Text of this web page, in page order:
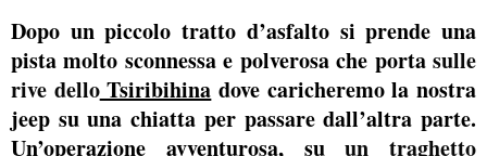
Dopo un piccolo tratto d’asfalto si prende una
pista molto sconnessa e polverosa che porta sulle
rive delloTsiribihina dove caricheremo la nostra
jeep su una chiatta per passare dall’altra parte.
Un’operazione avventurosa, suun traghetto